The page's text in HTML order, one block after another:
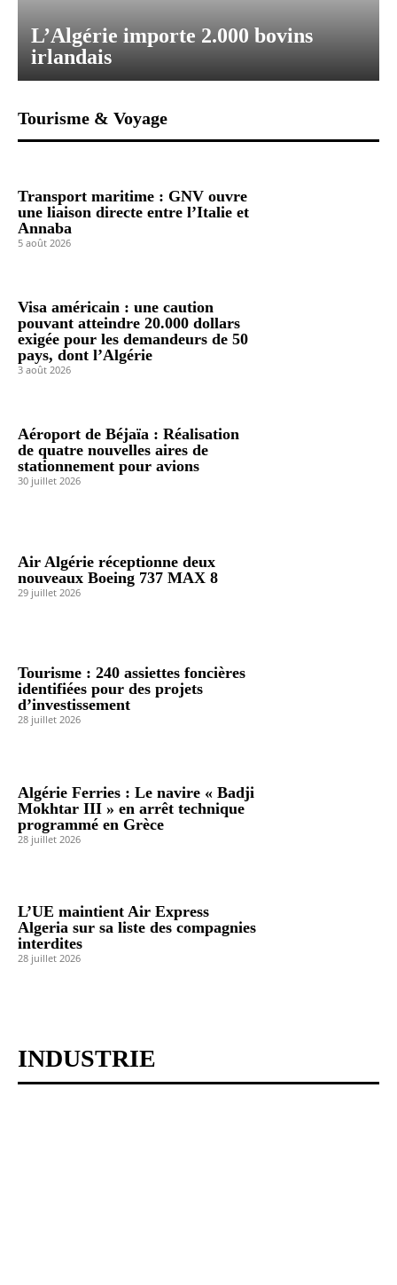
L’Algérie importe 2.000 bovins
irlandais
Tourisme & Voyage
Transport maritime : GNV ouvre
une liaison directe entre l’Italie et
Annaba
5 août 2026
Visa américain : une caution
pouvant atteindre 20.000 dollars
exigée pour les demandeurs de 50
pays, dont l’Algérie
3 août 2026
Aéroport de Béjaïa : Réalisation
de quatre nouvelles aires de
stationnement pour avions
30 juillet 2026
Air Algérie réceptionne deux
nouveaux Boeing 737 MAX 8
29 juillet 2026
Tourisme : 240 assiettes foncières
identifiées pour des projets
d’investissement
28 juillet 2026
Algérie Ferries : Le navire « Badji
Mokhtar III » en arrêt technique
programmé en Grèce
28 juillet 2026
L’UE maintient Air Express
Algeria sur sa liste des compagnies
interdites
28 juillet 2026
INDUSTRIE